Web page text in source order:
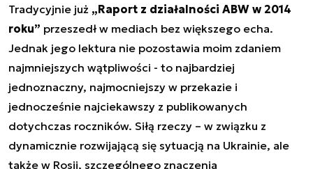
Tradycyjnie już „Raport z działalności ABW w 2014
roku” przeszedł w mediach bez większego echa.
Jednak jego lektura nie pozostawia moim zdaniem
najmniejszych wątpliwości - to najbardziej
jednoznaczny, najmocniejszy w przekazie i
jednocześnie najciekawszy z publikowanych
dotychczas roczników. Siłą rzeczy – w związku z
dynamicznie rozwijającą się sytuacją na Ukrainie, ale
także w Rosji, szczególnego znaczenia